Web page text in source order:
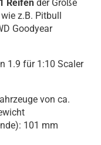
Reifen der Größe
z.B. Pitbull
Goodyear
1.9 für 1:10 Scaler
von ca.
101 mm